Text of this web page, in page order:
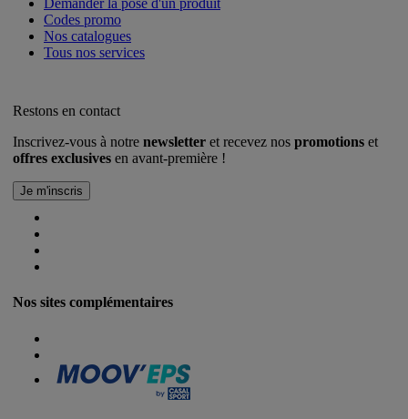
Demander la pose d'un produit
Codes promo
Nos catalogues
Tous nos services
Restons en contact
Inscrivez-vous à notre newsletter et recevez nos promotions et
offres exclusives en avant-première !
Nos sites complémentaires